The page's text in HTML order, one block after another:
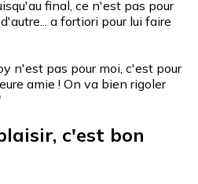
final, ce n'est pas pour
a fortiori pour lui faire
n'est pas pour moi, c'est pour
amie ! On va bien rigoler
c'est bon